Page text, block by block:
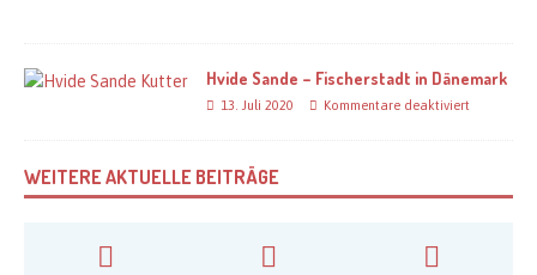
Hvide Sande – Fischerstadt in Dänemark
13. Juli 2020 Kommentare deaktiviert
WEITERE AKTUELLE BEITRÄGE